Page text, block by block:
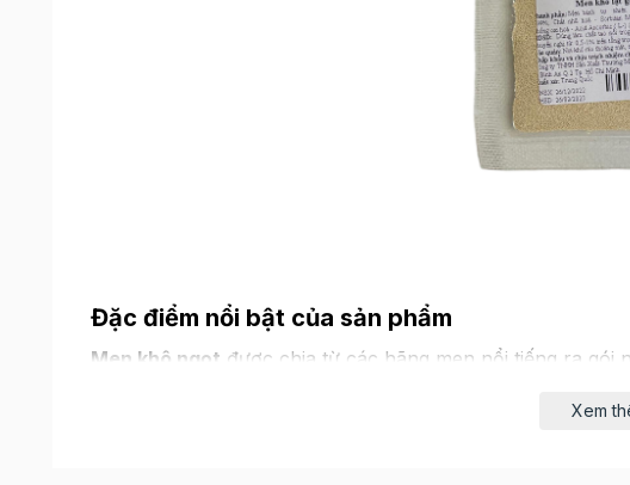
Đặc điểm nổi bật của sản phẩm
Men khô ngọt được chia từ các hãng men nổi tiếng ra gói
động tốt, ổn định cho bánh mì có chất lượng tốt hơn.Xem